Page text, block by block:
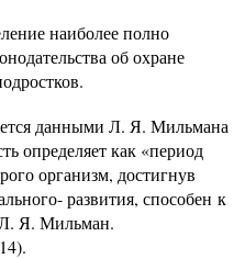
наиболее полно
об охране
данными Л. Я. Мильмана
определяет как «период
организм, достигнув
развития, способен к
Я. Мильман.